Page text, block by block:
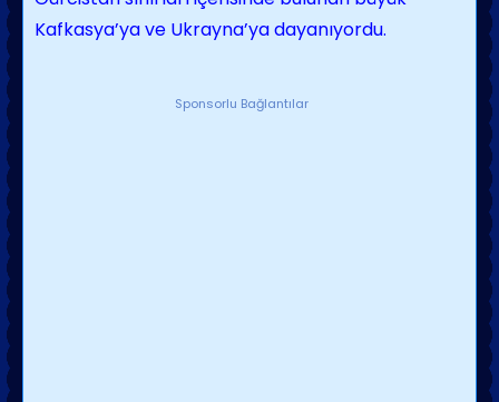
Kafkasya’ya ve Ukrayna’ya dayanıyordu.
Sponsorlu Bağlantılar